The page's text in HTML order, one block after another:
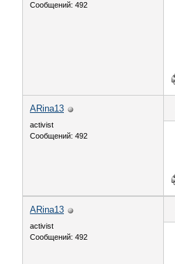
Сообщений: 492
ARina13
activist
Сообщений: 492
ARina13
activist
Сообщений: 492